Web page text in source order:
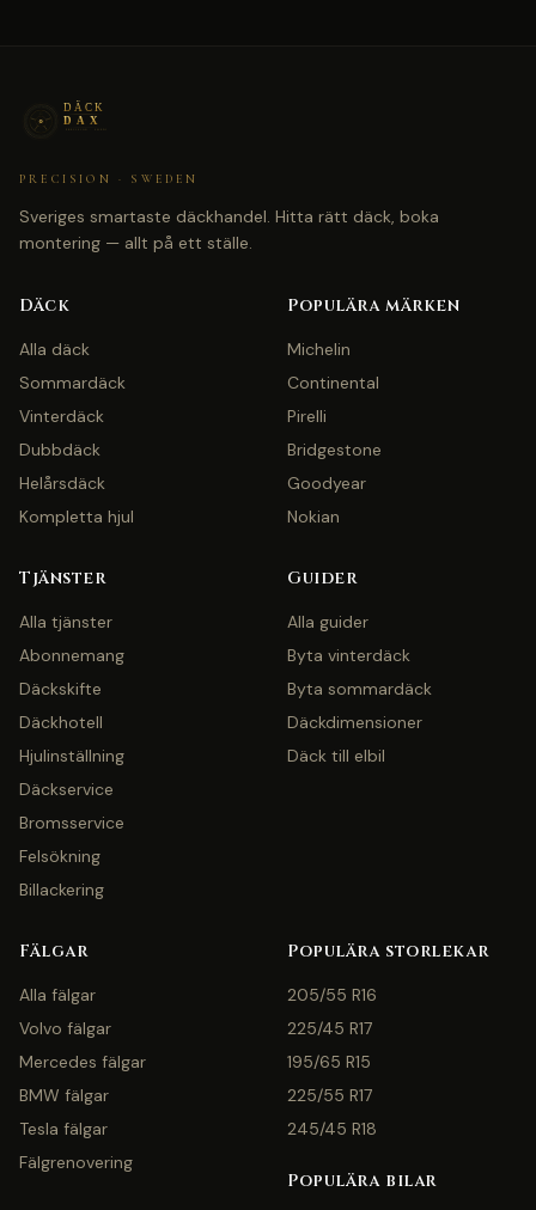
PRECISION · SWEDEN
Sveriges smartaste däckhandel. Hitta rätt däck, boka
montering — allt på ett ställe.
Däck
Alla däck
Sommardäck
Vinterdäck
Dubbdäck
Helårsdäck
Kompletta hjul
Populära märken
Michelin
Continental
Pirelli
Bridgestone
Goodyear
Nokian
Tjänster
Alla tjänster
Abonnemang
Däckskifte
Däckhotell
Hjulinställning
Däckservice
Bromsservice
Felsökning
Billackering
Guider
Alla guider
Byta vinterdäck
Byta sommardäck
Däckdimensioner
Däck till elbil
Fälgar
Alla fälgar
Volvo fälgar
Mercedes fälgar
BMW fälgar
Tesla fälgar
Fälgrenovering
Populära storlekar
205/55 R16
225/45 R17
195/65 R15
225/55 R17
245/45 R18
Populära bilar